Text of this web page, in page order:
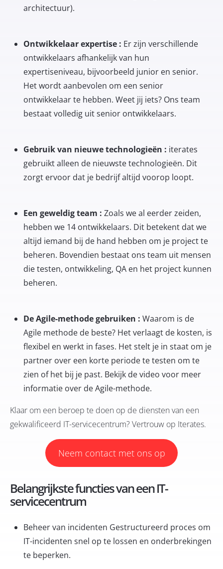
architectuur).
Ontwikkelaar expertise : Er zijn verschillende
ontwikkelaars afhankelijk van hun
expertiseniveau, bijvoorbeeld junior en senior.
Het wordt aanbevolen om een senior
ontwikkelaar te hebben. Weet jij iets? Ons team
bestaat volledig uit senior ontwikkelaars.
Gebruik van nieuwe technologieën : iterates
gebruikt alleen de nieuwste technologieën. Dit
zorgt ervoor dat je bedrijf altijd voorop loopt.
Een geweldig team :Zoals we al eerder zeiden,
hebben we 14 ontwikkelaars. Dit betekent dat we
altijd iemand bij de hand hebben om je project te
beheren. Bovendien bestaat ons team uit mensen
die testen, ontwikkeling, QA en het project kunnen
beheren.
De Agile-methode gebruiken :Waarom is de
Agile methode de beste? Het verlaagt de kosten, is
flexibel en werkt in fases. Het stelt je in staat om je
partner over een korte periode te testen om te
zien of het bij je past. Bekijk de video voor meer
informatie over de Agile-methode.
Klaar om een beroep te doen op de diensten van een
gekwalificeerd IT-servicecentrum? Vertrouw op Iterates.
Neem contact met ons op
Belangrijkste functies van een IT-
servicecentrum
Beheer van incidenten Gestructureerd proces om
IT-incidenten snel op te lossen en onderbrekingen
te beperken.